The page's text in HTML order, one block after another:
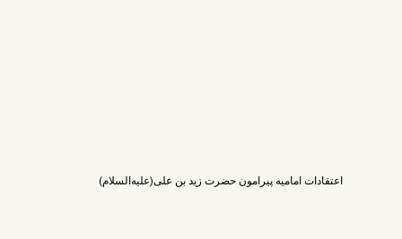
اعتقادات امامیه پیرامون حضرت زید بن علی(علیه‌السلام)